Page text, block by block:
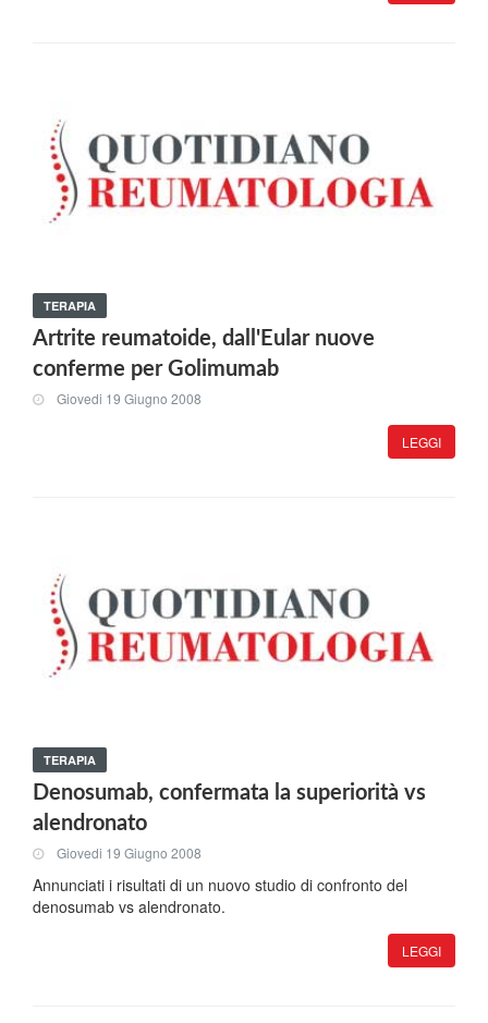
TERAPIA
Artrite reumatoide, dall'Eular nuove
conferme per Golimumab
Giovedi 19 Giugno 2008
LEGGI
TERAPIA
Denosumab, confermata la superiorità vs
alendronato
Giovedi 19 Giugno 2008
Annunciati i risultati di un nuovo studio di confronto del
denosumab vs alendronato.
LEGGI